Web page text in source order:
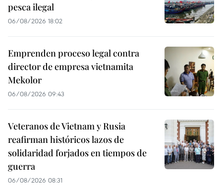
pesca ilegal
06/08/2026 18:02
Emprenden proceso legal contra
director de empresa vietnamita
Mekolor
06/08/2026 09:43
Veteranos de Vietnam y Rusia
reafirman históricos lazos de
solidaridad forjados en tiempos de
guerra
06/08/2026 08:31